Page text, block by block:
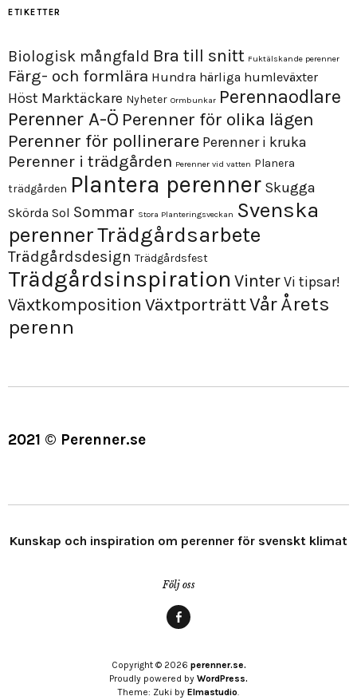
ETIKETTER
Biologisk mångfald Bra till snitt Fuktälskande perenner
Färg- och formlära Hundra härliga humleväxter
Höst Marktäckare Nyheter Ormbunkar Perennaodlare
Perenner A-Ö Perenner för olika lägen
Perenner för pollinerare Perenner i kruka
Perenner i trädgården Perenner vid vatten Planera
trädgården Plantera perenner Skugga
Skörda Sol Sommar Stora Planteringsveckan Svenska
perennerTrädgårdsarbete
Trädgårdsdesign Trädgårdsfest
Trädgårdsinspiration VinterVi tipsar!
Växtkomposition VäxtporträttVårÅrets
perenn
2021 © Perenner.se
Kunskap och inspiration om perenner för svenskt klimat
Följ oss
Copyright © 2026 perenner.se.
Proudly powered by WordPress.
Theme: Zuki by Elmastudio.